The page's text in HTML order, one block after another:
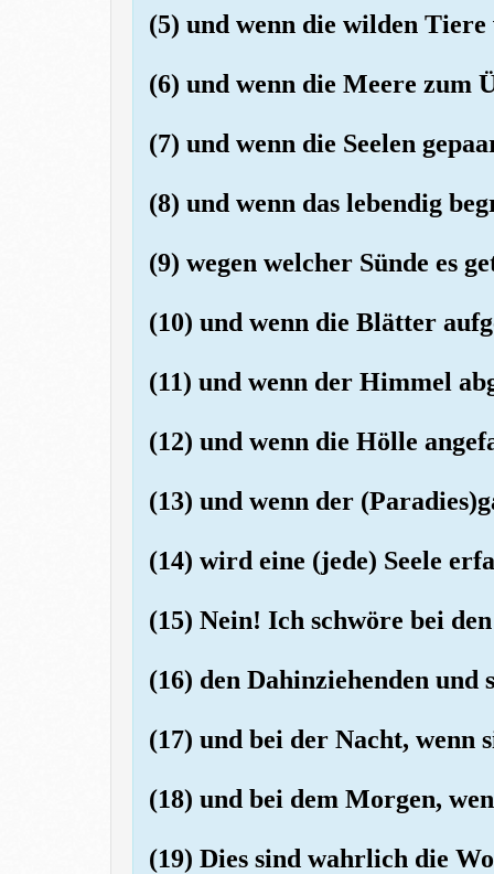
(5) und wenn die wilden
(6) und wenn die Meere zum
(7) und wenn die Seelen
(8) und wenn das lebendig
(9) wegen welcher Sünde es
(10) und wenn die Blätter
(11) und wenn der Himmel
(12) und wenn die Hölle
(13) und wenn der
(14) wird eine (jede) Seele
(15) Nein! Ich schwöre bei
(16) den Dahinziehenden und
(17) und bei der Nacht, wenn
(18) und bei dem Morgen,
(19) Dies sind wahrlich die